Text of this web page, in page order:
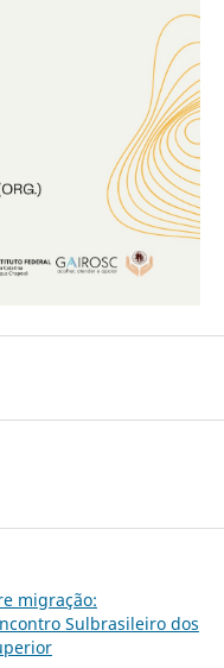
migração:
Sulbrasileiro dos